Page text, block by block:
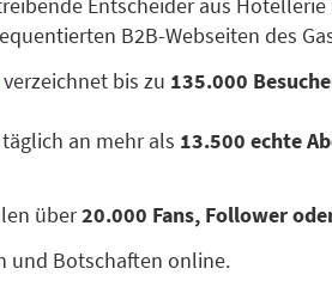
B2B-Webseiten des
verzeichnet bis zu 135.000
an mehr als 13.500 echte
über20.000 Fans, Follower
und Botschaften online.